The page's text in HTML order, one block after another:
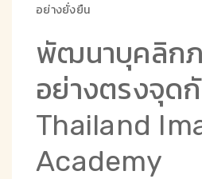
อย่างยั่งยืน
พัฒนาบุคลิก
อย่างตรงจุด
Thailand
Academy